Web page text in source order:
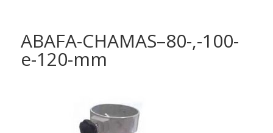
ABAFA-CHAMAS–80-,-100-
e-120-mm